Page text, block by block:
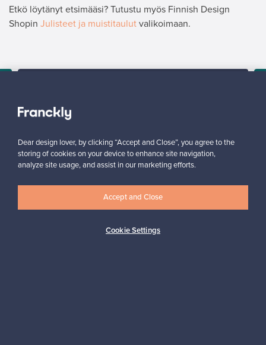
Etkö löytänyt etsimääsi? Tutustu myös Finnish Design
Shopin Julisteet ja muistitaulut valikoimaan.
✓ Vahvistettu myyjä
Dear design lover, by clicking “Accept and Close”, you agree to the
storing of cookies on your device to enhance site navigation,
analyze site usage, and assist in our marketing efforts.
Cookie Settings
Accept and Close